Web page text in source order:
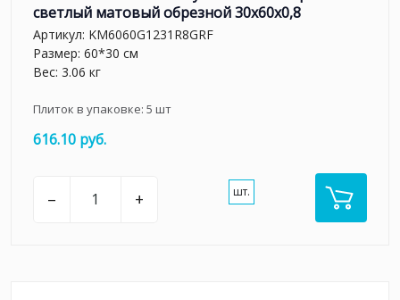
светлый матовый обрезной 30x60x0,8
Артикул: KM6060G1231R8GRF
Размер: 60*30 см
Вес: 3.06 кг
Плиток в упаковке: 5 шт
616.10 руб.
– + шт.